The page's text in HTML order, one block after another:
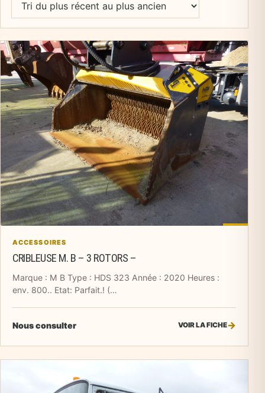
ACCESSOIRES
CRIBLEUSE M. B – 3 ROTORS –
Marque : M B Type : HDS 323 Année : 2020 Heures :
env. 800.. Etat: Parfait.! (…
Nous consulter VOIR LA FICHE